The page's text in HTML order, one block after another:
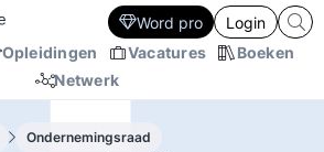
Opleidingen Vacatures
Boeken
Netwerk
Word pro Login
Ondernemingsraad